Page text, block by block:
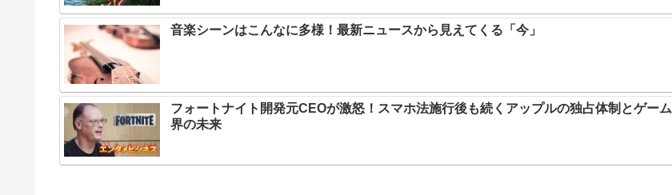
音楽シーンはこんなに多様！最新ニュースから見えてくる「今」
フォートナイト開発元CEOが激怒！スマホ法施行後も続くアップルの独占体制とゲーム
界の未来